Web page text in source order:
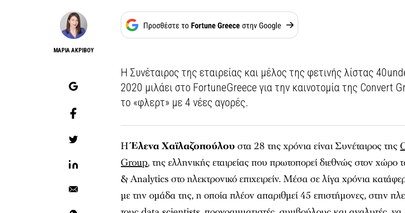
ΜΑΡΙΑ ΑΚΡΙΒΟΥ
Η Συνέταιρος της εταιρείας και μέλος της φετινής λίστας
2020 μιλάει στο FortuneGreece για την καινοτομία της Convert
το «φλερτ» με 4 νέες αγορές.
ΗΈλενα Χαϊλαζοπούλουστα 28 της χρόνια είναι Συνέταιρος της
Group, της ελληνικής εταιρείας που πρωτοπορεί διεθνώς στον χώρο
& Analytics στο ηλεκτρονικό επιχειρείν. Μέσα σε λίγα χρόνια
με την ομάδα της, η οποία πλέον απαριθμεί 45 επιστήμονες, στην